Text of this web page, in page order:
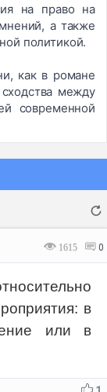
на право на
а также
политикой.
как в романе
между
современной
Отмена
1615 0
в
или в